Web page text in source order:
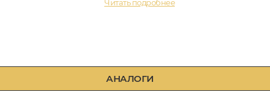
Читать подробнее
АНАЛОГИ